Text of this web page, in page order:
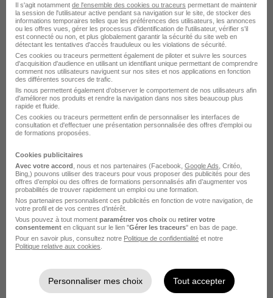
Toulouse - 31 Alternance Temps partiel
Cette offre n’est plus disponible depuis le 03/06/26
Réceptionniste en Alternance H/F
Toulouse - 31 Alternance Temps partiel
Cette offre n’est plus disponible depuis le 03/06/26
Réceptionniste en Alternance H/F
Il s'agit notamment de l'ensemble des cookies ou traceurs permettant de maintenir
la session de l'utilisateur active pendant sa navigation sur le site, de stocker des
informations temporaires telles que les préférences des utilisateurs, les annonces
ou les offres vues, gérer les processus d'identification de l'utilisateur, vérifier s'il
est connecté ou non, et plus globalement garantir la sécurité du site web en
détectant les tentatives d'accès frauduleux ou les violations de sécurité.
Ces cookies ou traceurs permettent également de piloter et suivre les sources
d'acquisition d'audience en utilisant un identifiant unique permettant de comprendre
comment nos utilisateurs naviguent sur nos sites et nos applications en fonction
des différentes sources de trafic.
Ils nous permettent également d’observer le comportement de nos utilisateurs afin
d'améliorer nos produits et rendre la navigation dans nos sites beaucoup plus
rapide et fluide.
Ces cookies ou traceurs permettent enfin de personnaliser les interfaces de
consultation et d'effectuer une présentation personnalisée des offres d'emploi ou
de formations proposées.
Cookies publicitaires
Avec votre accord , nous et nos partenaires (Facebook, Google Ads , Critéo,
Bing,) pouvons utiliser des traceurs pour vous proposer des publicités pour des
offres d’emploi ou des offres de formations personnalisés afin d’augmenter vos
probabilités de trouver rapidement un emploi ou une formation.
Nos partenaires personnalisent ces publicités en fonction de votre navigation, de
votre profil et de vos centres d’intérêt.
Vous pouvez à tout moment paramétrer vos choix ou retirer votre
consentement en cliquant sur le lien "Gérer les traceurs" en bas de page.
Pour en savoir plus, consultez notre Politique de confidentialité et notre
Politique relative aux cookies
Personnaliser mes choix Tout accepter